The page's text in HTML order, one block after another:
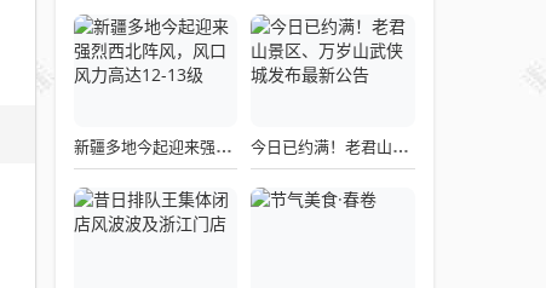
新疆多地今起迎来强烈西北阵风，风口风力高达12-13级 今日已约满！老君山景区、万岁山武侠城发布最新公告